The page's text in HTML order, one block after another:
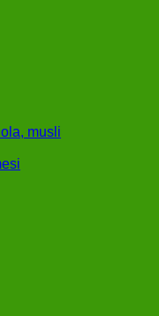
musli